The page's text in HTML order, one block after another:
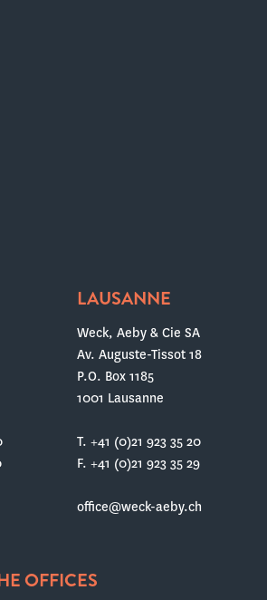
LAUSANNE
Weck, Aeby & Cie SA
Av. Auguste-Tissot 18
P.O. Box 1185
1001 Lausanne
T. +41 (0)21 923 35 20
F. +41 (0)21 923 35 29
office@weck-aeby.ch
OFFICES